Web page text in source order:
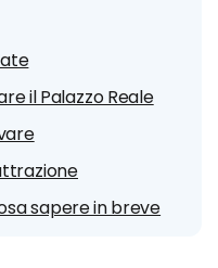
il Palazzo Reale
sapere in breve